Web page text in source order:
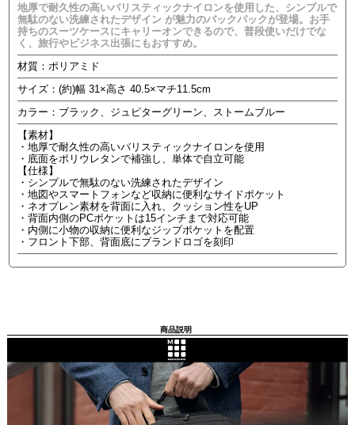
地厚で耐久性の高いバリスティックナイロンを使用した、シンプルで
無駄のない洗練されたデザイン が魅力のバックパックが登場。お手
持ちのスーツケースにキャリーオンできるので、普段使いだけでな
く、旅行やビジネス出張にもおすすめ。
材質：ポリアミド
サイズ：(約)幅 31×高さ 40.5×マチ11.5cm
カラー：ブラック、ジュピターグリーン、ストームブルー
【素材】
・地厚で耐久性の高いバリスティックナイロンを使用
・底面をポリウレタンで補強し、単体で自立可能
【仕様】
・シンプルで無駄のない洗練されたデザイン
・地図やスマートフォンなど収納に便利なサイドポケット
・ネオプレン素材を背面に入れ、クッション性をUP
・背面内側のPCポケットは15インチまで対応可能
・内側に小物の収納に便利なジップポケットを配置
・フロント下部、背面底にブランドロゴを刻印
商品説明